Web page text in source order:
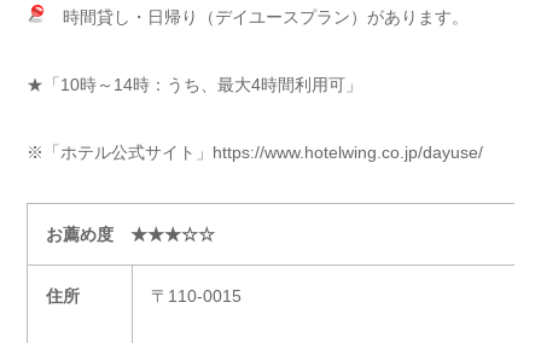
時間貸し・日帰り（デイユースプラン）があります。
★「10時～14時：うち、最大4時間利用可」
※「ホテル公式サイト」https://www.hotelwing.co.jp/dayuse/
お薦め度 ★★★☆☆
住所 〒110-0015